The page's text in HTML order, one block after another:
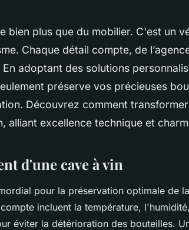
bien plus que du mobilier. C'est un
Chaque détail compte, de
adoptant des solutions
préserve vos précieuses
Découvrez comment
alliant excellence technique et
d'une cave à vin
pour la préservation optimale de
incluent la température,
éviter la détérioration des bouteilles.